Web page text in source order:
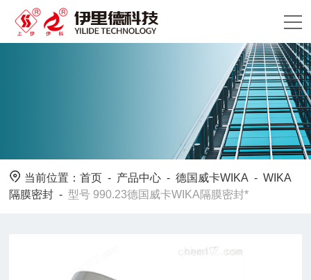
当前位置：首页 - 产品中心 -德国威卡WIKA -WIKA
隔膜密封 -型号 990.23德国威卡WIKA隔膜密封*